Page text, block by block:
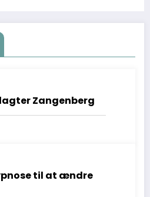
Zangenberg
til at ændre